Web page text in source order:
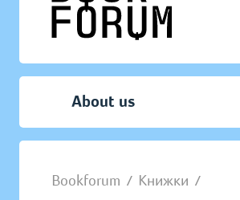
About us
Bookforum / Книжки /